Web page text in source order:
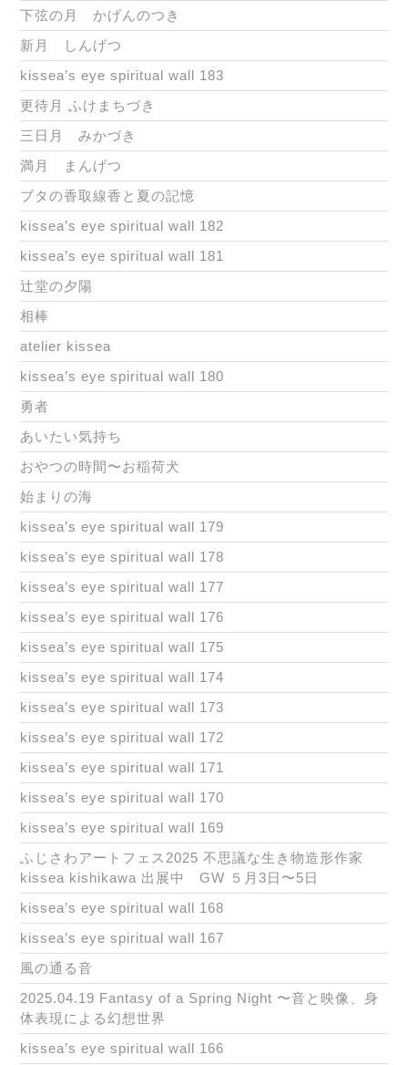
下弦の月 かげんのつき
新月 しんげつ
kissea’s eye spiritual wall 183
更待月 ふけまちづき
三日月 みかづき
満月 まんげつ
ブタの香取線香と夏の記憶
kissea’s eye spiritual wall 182
kissea’s eye spiritual wall 181
辻堂の夕陽
相棒
atelier kissea
kissea’s eye spiritual wall 180
勇者
あいたい気持ち
おやつの時間〜お稲荷犬
始まりの海
kissea’s eye spiritual wall 179
kissea’s eye spiritual wall 178
kissea’s eye spiritual wall 177
kissea’s eye spiritual wall 176
kissea’s eye spiritual wall 175
kissea’s eye spiritual wall 174
kissea’s eye spiritual wall 173
kissea’s eye spiritual wall 172
kissea’s eye spiritual wall 171
kissea’s eye spiritual wall 170
kissea’s eye spiritual wall 169
ふじさわアートフェス2025 不思議な生き物造形作家
kissea kishikawa 出展中 GW ５月3日〜5日
kissea’s eye spiritual wall 168
kissea’s eye spiritual wall 167
風の通る音
2025.04.19 Fantasy of a Spring Night 〜音と映像、身
体表現による幻想世界
kissea’s eye spiritual wall 166